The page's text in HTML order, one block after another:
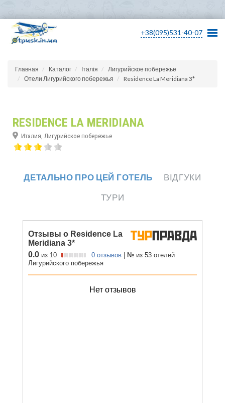
+38(095)531-40-07
Главная Каталог Італія
Лигурийское побережье
Отели Лигурийского побережья
Residence La Meridiana 3*
RESIDENCE LA MERIDIANA
Италия, Лигурийское побережье
ДЕТАЛЬНО ПРО ЦЕЙ ГОТЕЛЬ
ВІДГУКИ
ТУРИ